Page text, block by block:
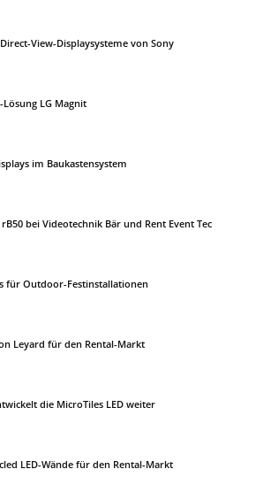
View-Displaysysteme von Sony
Lösung LG Magnit
im Baukastensystem
rB50 bei Videotechnik Bär und Rent Event Tec
für Outdoor-Festinstallationen
Leyard für den Rental-Markt
die MicroTiles LED weiter
LED-Wände für den Rental-Markt